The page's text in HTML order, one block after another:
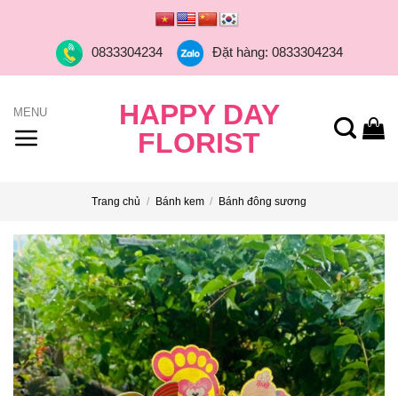
0833304234 Đặt hàng: 0833304234
HAPPY DAY
FLORIST
Trang chủ / Bánh kem / Bánh đông sương